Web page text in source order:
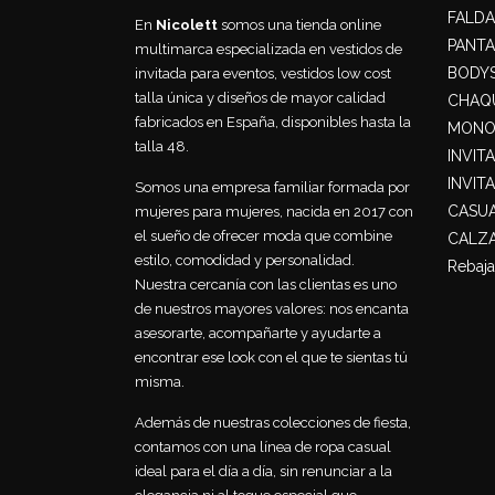
En Nicolett somos una tienda online
multimarca especializada en vestidos de
invitada para eventos, vestidos low cost
talla única y diseños de mayor calidad
fabricados en España, disponibles hasta la
talla 48.
Somos una empresa familiar formada por
mujeres para mujeres, nacida en 2017 con
el sueño de ofrecer moda que combine
estilo, comodidad y personalidad.
Nuestra cercanía con las clientas es uno
de nuestros mayores valores: nos encanta
asesorarte, acompañarte y ayudarte a
encontrar ese look con el que te sientas tú
misma.
Además de nuestras colecciones de fiesta,
contamos con una línea de ropa casual
ideal para el día a día, sin renunciar a la